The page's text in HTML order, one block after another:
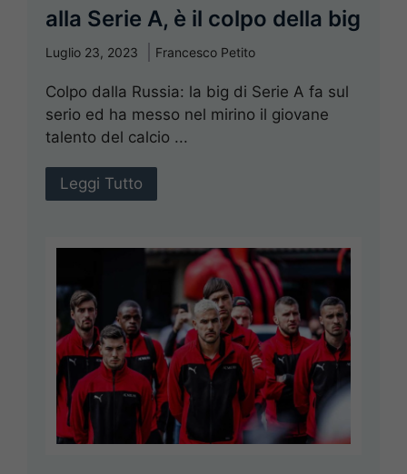
alla Serie A, è il colpo della big
Luglio 23, 2023 Francesco Petito
Colpo dalla Russia: la big di Serie A fa sul
serio ed ha messo nel mirino il giovane
talento del calcio ...
Leggi Tutto